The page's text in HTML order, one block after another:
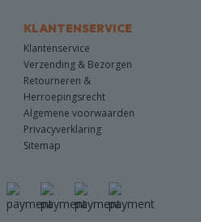
KLANTENSERVICE
Klantenservice
Verzending & Bezorgen
Retourneren &
Herroepingsrecht
Algemene voorwaarden
Privacyverklaring
Sitemap